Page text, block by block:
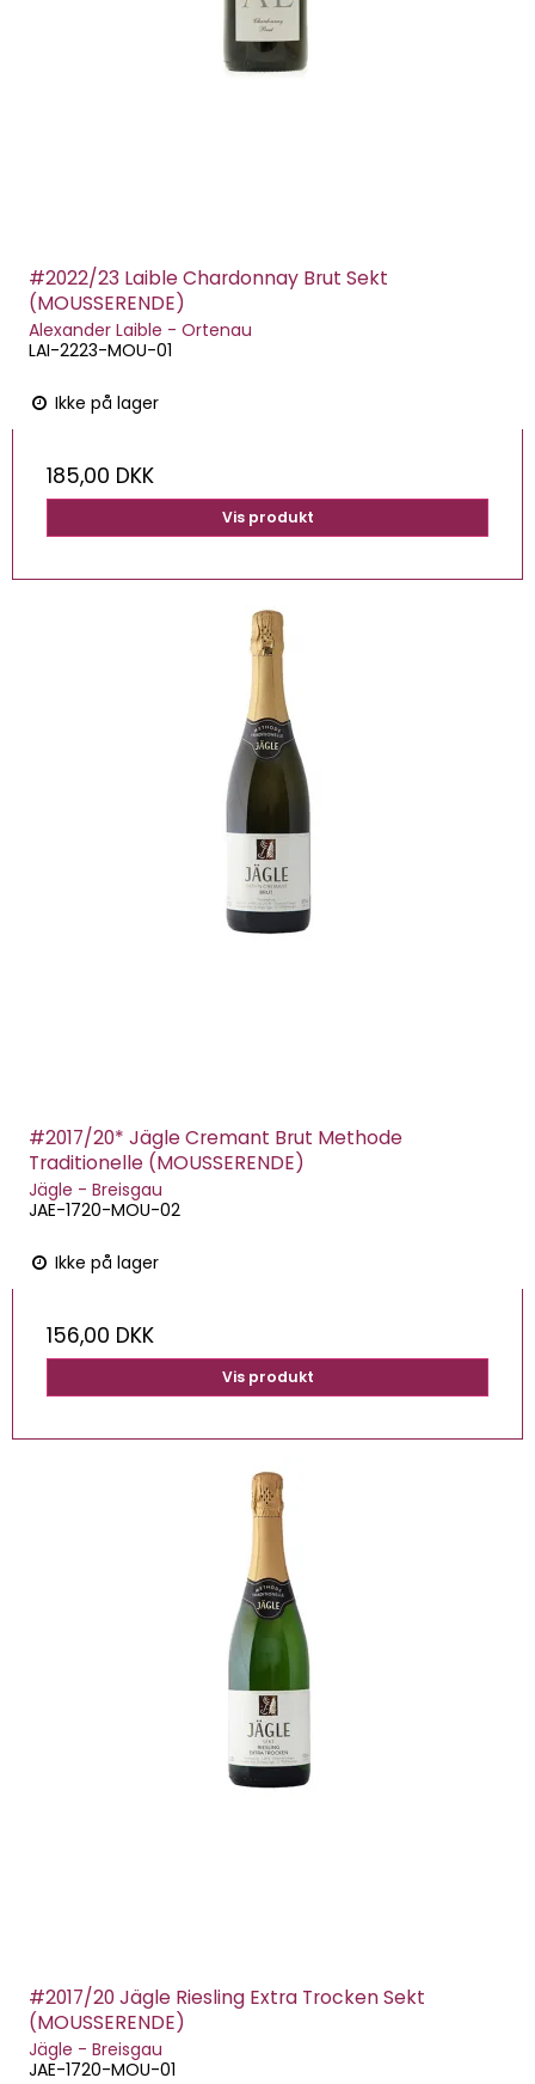
#2022/23 Laible Chardonnay Brut Sekt
(MOUSSERENDE)
Alexander Laible - Ortenau
LAI-2223-MOU-01
Ikke på lager
185,00 DKK
Vis produkt
#2017/20* Jägle Cremant Brut Methode
Traditionelle (MOUSSERENDE)
Jägle - Breisgau
JAE-1720-MOU-02
Ikke på lager
156,00 DKK
Vis produkt
#2017/20 Jägle Riesling Extra Trocken Sekt
(MOUSSERENDE)
Jägle - Breisgau
JAE-1720-MOU-01